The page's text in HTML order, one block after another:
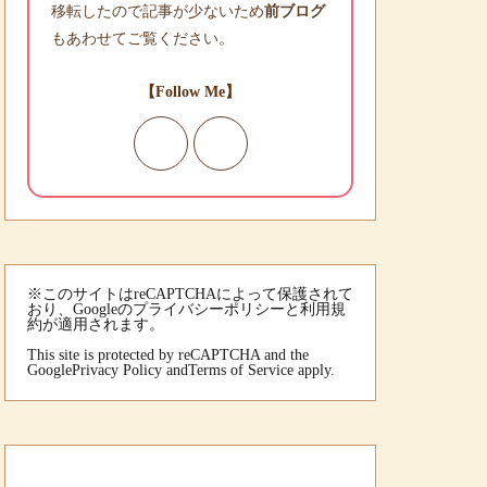
移転したので記事が少ないため前ブログ
もあわせてご覧ください。
【Follow Me】
※このサイトはreCAPTCHAによって保護されて
おり、Googleのプライバシーポリシーと利用規
約が適用されます。
This site is protected by reCAPTCHA and the
GooglePrivacy Policy andTerms of Service apply.